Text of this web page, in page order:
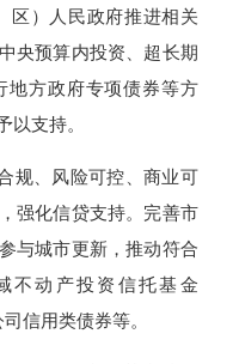
区）人民政府推进相关
央预算内投资、超长期
地方政府专项债券等方
以支持。
规、风险可控、商业可
强化信贷支持。完善市
与城市更新，推动符合
不动产投资信托基金
信用类债券等。